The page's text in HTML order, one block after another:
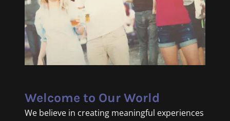
Welcome to Our World
We believe in creating meaningful experiences